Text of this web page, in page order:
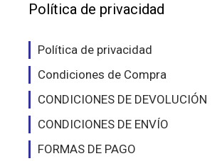
Política de privacidad
Política de privacidad
Condiciones de Compra
CONDICIONES DE DEVOLUCIÓN
CONDICIONES DE ENVÍO
FORMAS DE PAGO